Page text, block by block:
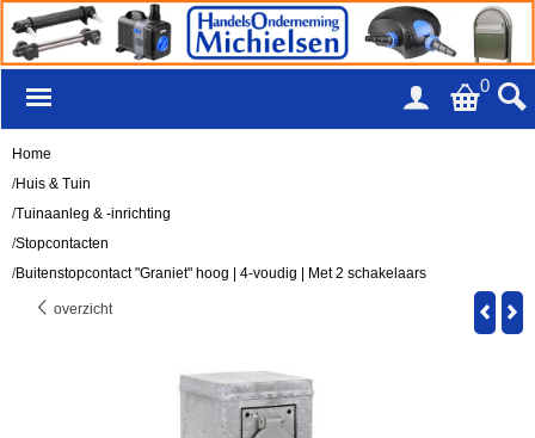
0
Home
/Huis & Tuin
/Tuinaanleg & -inrichting
/Stopcontacten
/Buitenstopcontact "Graniet" hoog | 4-voudig | Met 2 schakelaars
overzicht